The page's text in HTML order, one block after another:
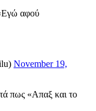
αφού
November 19,
πως «Απαξ και το